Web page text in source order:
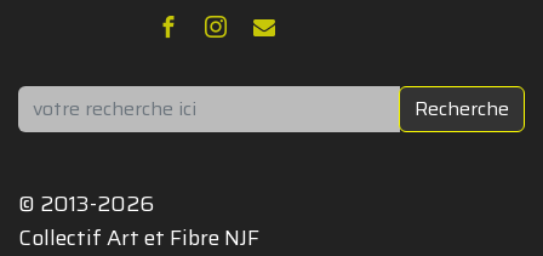
Rechercher Recherche
© 2013-2026
Collectif Art et Fibre NJF